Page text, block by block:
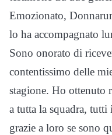
Emozionato,
lo ha accompagnato
Sono onorato di
contentissimo delle
stagione. Ho ottenuto
a tutta la squadra,
grazie a loro se sono